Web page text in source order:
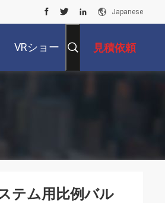
Japanese
VRショー 見積依頼
テム用比例バル